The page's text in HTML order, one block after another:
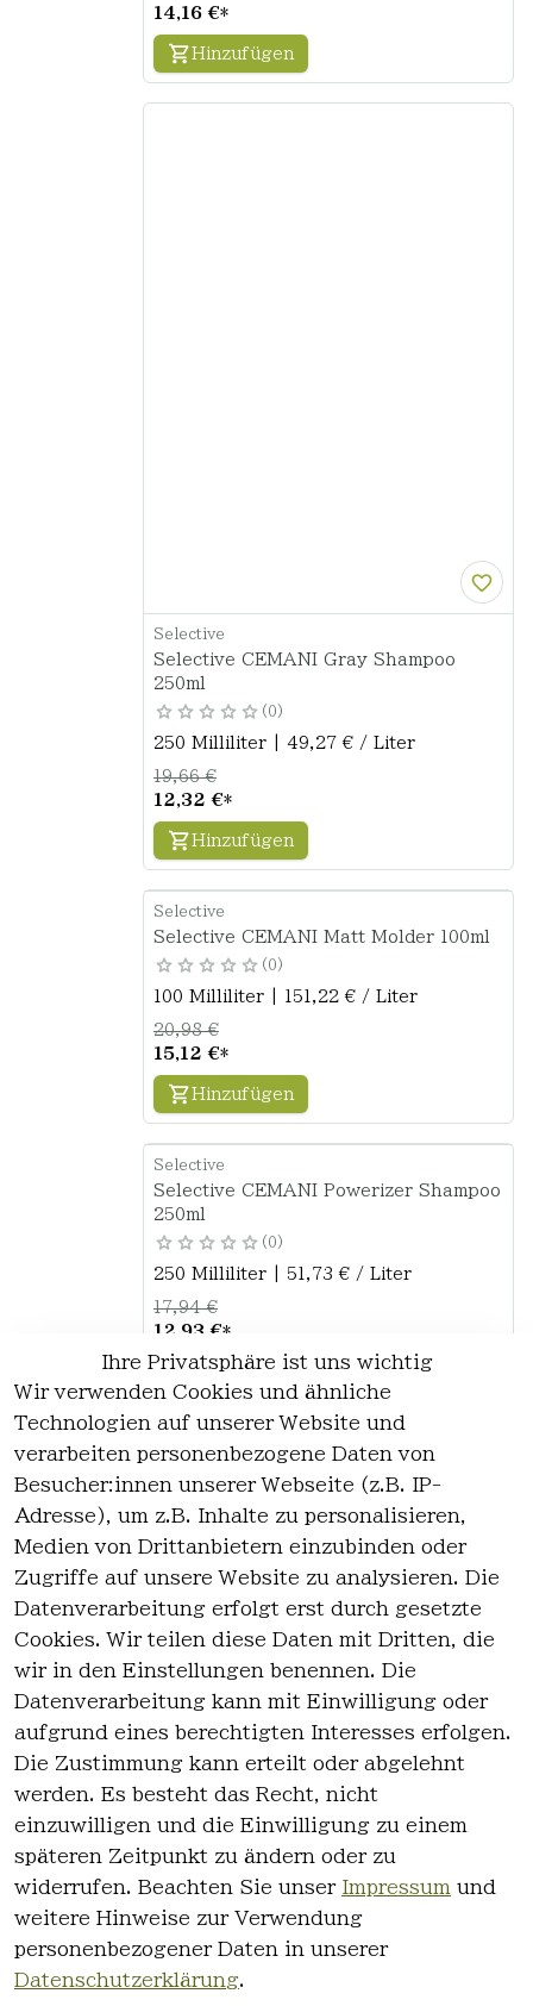
14,16 €*
Hinzufügen
Selective
Selective CEMANI Gray Shampoo
250ml
0
250 Milliliter | 49,27 € / Liter
12,32 €*
19,66 €
Hinzufügen
Selective
Selective CEMANI Matt Molder 100ml
0
100 Milliliter | 151,22 € / Liter
15,12 €*
20,98 €
Hinzufügen
Selective
Selective CEMANI Powerizer Shampoo
250ml
0
250 Milliliter | 51,73 € / Liter
12,93 €*
17,94 €
Hinzufügen
*inkl. ges. MwStzzgl.Versandkosten
1
Ihre Privatsphäre ist uns wichtig
Wir verwenden Cookies und ähnliche
Technologien auf unserer Website und
verarbeiten personenbezogene Daten von
Besucher:innen unserer Webseite (z.B. IP-
Adresse), um z.B. Inhalte zu personalisieren,
Medien von Drittanbietern einzubinden oder
Zugriffe auf unsere Website zu analysieren. Die
Datenverarbeitung erfolgt erst durch gesetzte
Cookies. Wir teilen diese Daten mit Dritten, die
wir in den Einstellungen benennen. Die
Datenverarbeitung kann mit Einwilligung oder
aufgrund eines berechtigten Interesses erfolgen.
Die Zustimmung kann erteilt oder abgelehnt
werden. Es besteht das Recht, nicht
einzuwilligen und die Einwilligung zu einem
späteren Zeitpunkt zu ändern oder zu
widerrufen. Beachten Sie unser Impressum und
weitere Hinweise zur Verwendung
personenbezogener Daten in unserer
Datenschutzerklärung.
es
AGB
Datenschutz
Widerrufsre
cht
Kontakt
Kontakt
Registrieren